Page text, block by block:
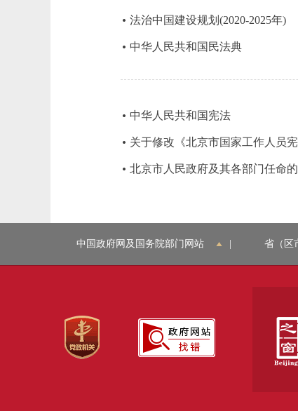
法治中国建设规划(2020-2025年)
中华人民共和国民法典
中华人民共和国宪法
关于修改《北京市国家工作人员
北京市人民政府及其各部门任命
中国政府网及国务院部门网站 省（区